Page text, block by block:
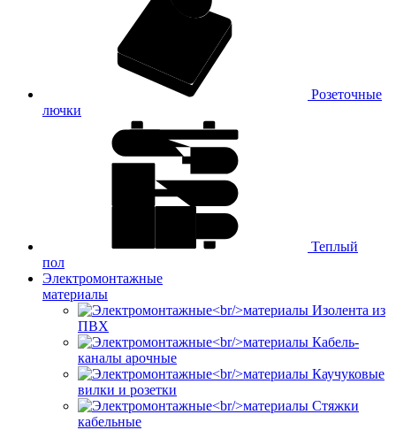
Розеточные
лючки
Теплый
пол
Электромонтажные
материалы
Изолента из
ПВХ
Кабель-
каналы арочные
Каучуковые
вилки и розетки
Стяжки
кабельные